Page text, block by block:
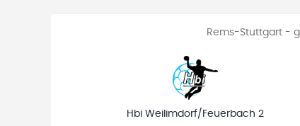
Rems-Stuttgart -
Hbi Weilimdorf/Feuerbach 2